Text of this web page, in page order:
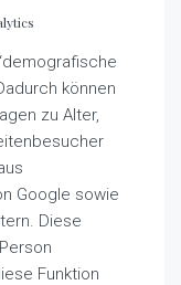
können
zu Alter,
Google sowie
Diese
Funktion